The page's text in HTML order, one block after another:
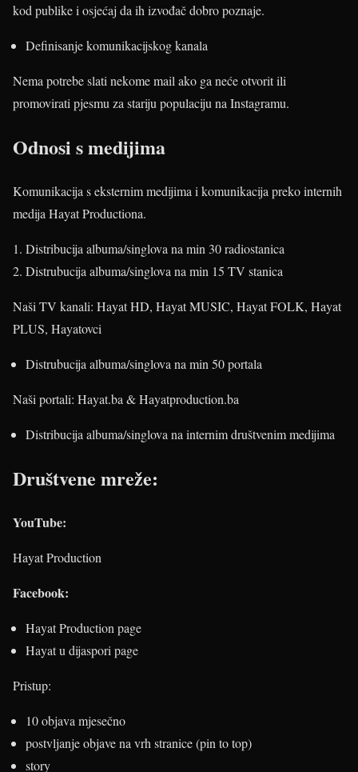
kod publike i osjećaj da ih izvođač dobro poznaje.
Definisanje komunikacijskog kanala
Nema potrebe slati nekome mail ako ga neće otvorit ili
promovirati pjesmu za stariju populaciju na Instagramu.
Odnosi s medijima
Komunikacija s eksternim medijima i komunikacija preko internih
medija Hayat Productiona.
Distribucija albuma/singlova na min 30 radiostanica
Distrubucija albuma/singlova na min 15 TV stanica
Naši TV kanali: Hayat HD, Hayat MUSIC, Hayat FOLK, Hayat
PLUS, Hayatovci
Distrubucija albuma/singlova na min 50 portala
Naši portali: Hayat.ba & Hayatproduction.ba
Distribucija albuma/singlova na internim društvenim medijima
Društvene mreže:
YouTube:
Hayat Production
Facebook:
Hayat Production page
Hayat u dijaspori page
Pristup:
10 objava mjesečno
postvljanje objave na vrh stranice (pin to top)
story